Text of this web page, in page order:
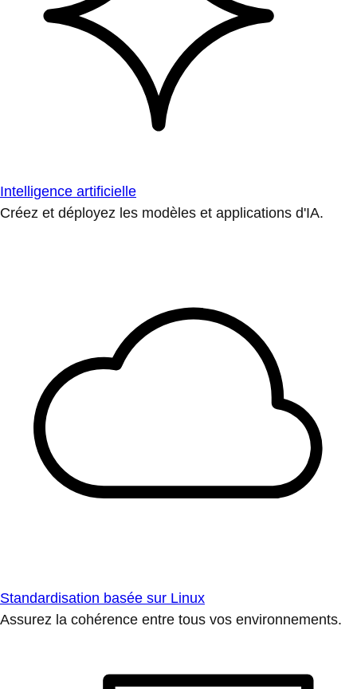
Intelligence artificielle
Créez et déployez les modèles et applications d'IA.
Standardisation basée sur Linux
Assurez la cohérence entre tous vos environnements.